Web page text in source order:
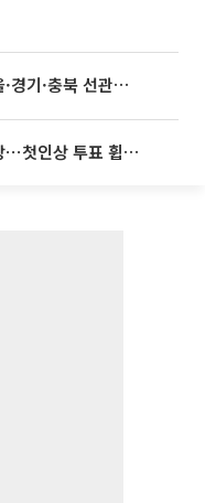
관위 등 추가 압수수색
‘나솔사계’ 국화, 결별 후 재등장⋯첫인상 투표 휩쓸고 ‘인기녀’ 등극